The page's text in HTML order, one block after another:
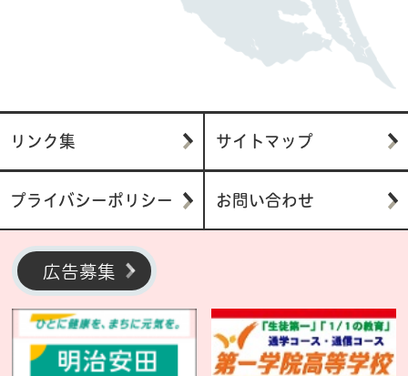
リンク集 サイトマップ
プライバシーポリシー お問い合わせ
広告募集